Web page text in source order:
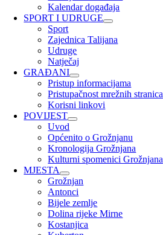
Kalendar događaja
SPORT I UDRUGE
Sport
Zajednica Talijana
Udruge
Natječaj
GRAĐANI
Pristup informacijama
Pristupačnost mrežnih stranica
Korisni linkovi
POVIJEST
Uvod
Općenito o Grožnjanu
Kronologija Grožnjana
Kulturni spomenici Grožnjana
MJESTA
Grožnjan
Antonci
Bijele zemlje
Dolina rijeke Mirne
Kostanjica